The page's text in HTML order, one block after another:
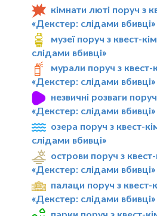
кімнати люті поруч з
«Декстер: слідами вбивці»
музеї поруч з квест-
слідами вбивці»
мурали поруч з квест-
«Декстер: слідами вбивці»
незвичні розваги
«Декстер: слідами вбивці»
озера поруч з квест-
слідами вбивці»
острови поруч з
«Декстер: слідами вбивці»
палаци поруч з квест-
«Декстер: слідами вбивці»